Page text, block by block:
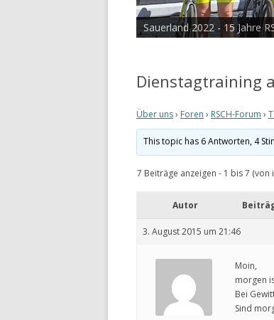
IMPRESSUM
Sauerland 2022 - 15 Jahre
Tour de Cux 2020
Dienstagtraining
Über uns› Foren › RSCH-Forum ›
This topic has 6 Antworten, 4
7 Beiträge anzeigen - 1 bis 7 (von
Autor
3. August 2015 um 21:46
Moin,
morgen
Bei
Sind